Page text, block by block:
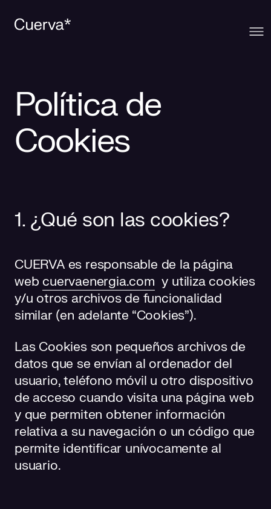
Trabaja en Cuerva
Prensa
Responsabilidad social
Qué ofrecemos
Smart Services
Smart Solutions
Comercialización
Innovación
Blog
Recursos
Casos de éxito
Contacto
Política de
Cookies
1. ¿Qué son las cookies?
CUERVA es responsable de la página
web cuervaenergia.com y utiliza cookies
y/u otros archivos de funcionalidad
similar (en adelante “Cookies”).
Las Cookies son pequeños archivos de
datos que se envían al ordenador del
usuario, teléfono móvil u otro dispositivo
de acceso cuando visita una página web
y que permiten obtener información
relativa a su navegación o un código que
permite identificar unívocamente al
usuario.